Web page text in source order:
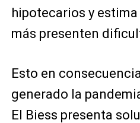
hipotecarios y
más presenten
Esto en
generado la
El Biess presenta